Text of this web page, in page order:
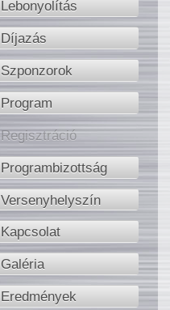
Lebonyolítás
Díjazás
Szponzorok
Program
Regisztráció
Programbizottság
Versenyhelyszín
Kapcsolat
Galéria
Eredmények